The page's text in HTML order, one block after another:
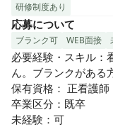
研修制度あり
応募について
ブランク可 WEB面接
必要経験・スキル：
ん。ブランクがある
保有資格： 正看護師
卒業区分：既卒
未経験：可